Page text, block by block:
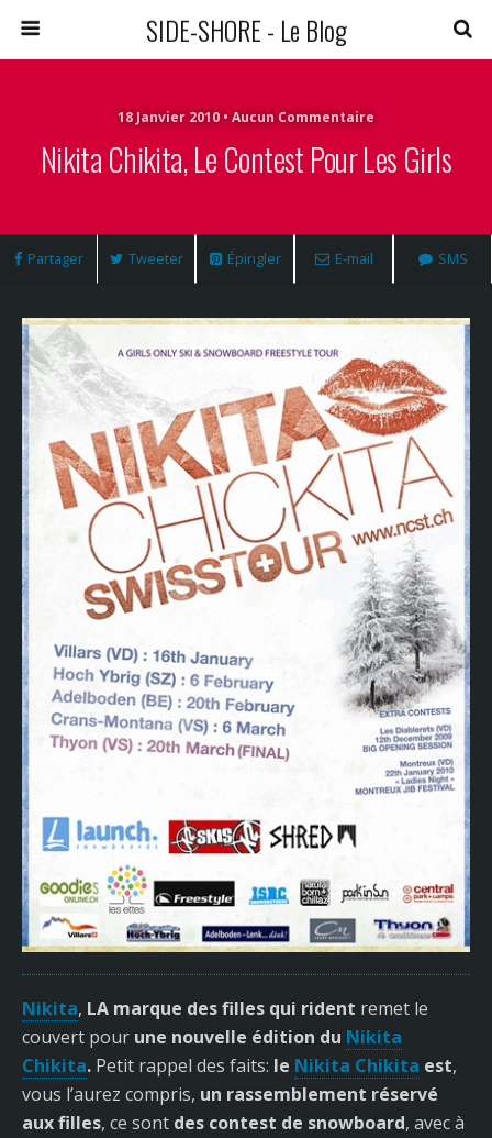
SIDE-SHORE - Le Blog
18 Janvier 2010 • Aucun Commentaire
Nikita Chikita, Le Contest Pour Les Girls
Partager Tweeter Épingler E-mail SMS
Nikita, LA marque des filles qui rident remet le
couvert pour une nouvelle édition du Nikita
Chikita. Petit rappel des faits: le Nikita Chikita est,
vous l’aurez compris, un rassemblement réservé
aux filles, ce sont des contest de snowboard, avec à